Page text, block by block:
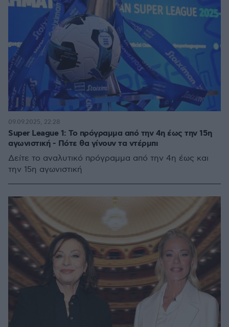
Super League 1: Το πρόγραμμα από την 4η έως την 15η
αγωνιστική - Πότε θα γίνουν τα ντέρμπι
Δείτε το αναλυτικό πρόγραμμα από την 4η έως και
την 15η αγωνιστική
09.09.2025, 22:28